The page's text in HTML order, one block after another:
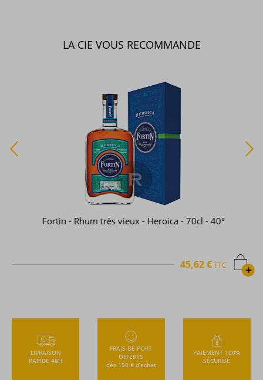
LA CIE VOUS RECOMMANDE
Fortin - Rhum très vieux - Heroica - 70cl - 40°
+
45,62 €TTC
LIVRAISON
RAPIDE 48H
FRAIS DE PORT
OFFERTS
dès 150 € d’achat
PAIEMENT 100%
SÉCURISÉ